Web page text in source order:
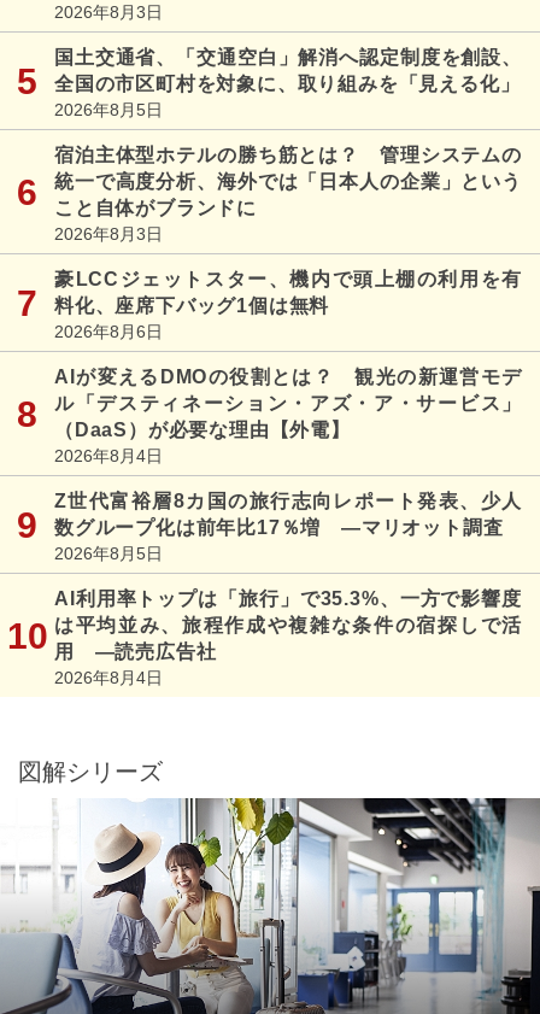
2026年8月3日
国土交通省、「交通空白」解消へ認定制度を創設、
全国の市区町村を対象に、取り組みを「見える化」
2026年8月5日
宿泊主体型ホテルの勝ち筋とは？ 管理システムの
統一で高度分析、海外では「日本人の企業」という
こと自体がブランドに
2026年8月3日
豪LCCジェットスター、機内で頭上棚の利用を有
料化、座席下バッグ1個は無料
2026年8月6日
AIが変えるDMOの役割とは？ 観光の新運営モデ
ル「デスティネーション・アズ・ア・サービス」
（DaaS）が必要な理由【外電】
2026年8月4日
Z世代富裕層8カ国の旅行志向レポート発表、少人
数グループ化は前年比17％増 ―マリオット調査
2026年8月5日
AI利用率トップは「旅行」で35.3%、一方で影響度
は平均並み、旅程作成や複雑な条件の宿探しで活
用 ―読売広告社
2026年8月4日
図解シリーズ